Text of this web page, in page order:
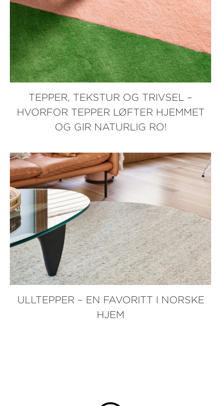
TEPPER, TEKSTUR OG TRIVSEL –
HVORFOR TEPPER LØFTER HJEMMET
OG GIR NATURLIG RO!
ULLTEPPER – EN FAVORITT I NORSKE
HJEM